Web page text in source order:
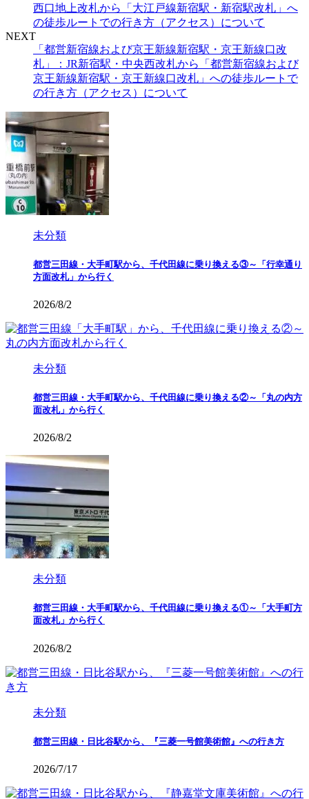
西口地上改札から「大江戸線新宿駅・新宿駅改札」へ
の徒歩ルートでの行き方（アクセス）について
NEXT
「都営新宿線および京王新線新宿駅・京王新線口改
札」：JR新宿駅・中央西改札から「都営新宿線および
京王新線新宿駅・京王新線口改札」への徒歩ルートで
の行き方（アクセス）について
未分類
都営三田線・大手町駅から、千代田線に乗り換える③～「行幸通り
方面改札」から行く
2026/8/2
未分類
都営三田線・大手町駅から、千代田線に乗り換える②～「丸の内方
面改札」から行く
2026/8/2
未分類
都営三田線・大手町駅から、千代田線に乗り換える①～「大手町方
面改札」から行く
2026/8/2
未分類
都営三田線・日比谷駅から、『三菱一号館美術館』への行き方
2026/7/17